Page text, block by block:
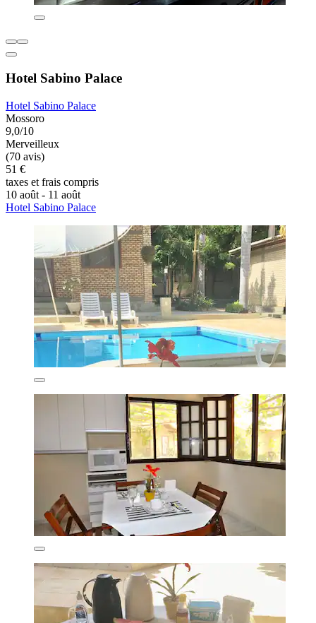
Hotel Sabino Palace
Hotel Sabino Palace
Mossoro
9,0/10
Merveilleux
(70 avis)
51 €
taxes et frais compris
10 août - 11 août
Hotel Sabino Palace